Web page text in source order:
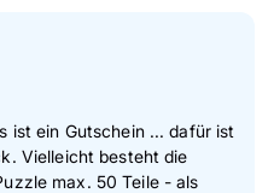
ist ein Gutschein ... dafür ist
Vielleicht besteht die
max. 50 Teile - als